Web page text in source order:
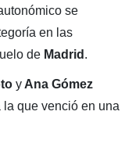
se
en las
de Madrid .
yAna Gómez
la que venció en una